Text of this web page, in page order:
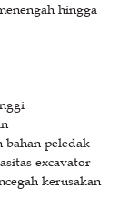
hingga
bahan peledak
excavator
kerusakan